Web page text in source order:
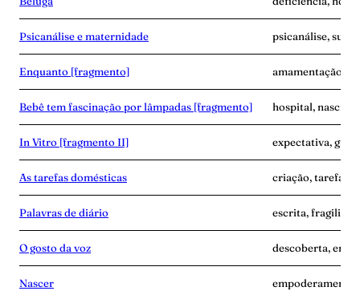
Psicanálise e maternidade psicanálise,
Enquanto [fragmento] amamentação,
Bebê tem fascinação por lâmpadas [fragmento] hospital,
In Vitro [fragmento II] expectativa,
As tarefas domésticas criação, tarefa,
Palavras de diário escrita,
O gosto da voz descoberta,
Nascer